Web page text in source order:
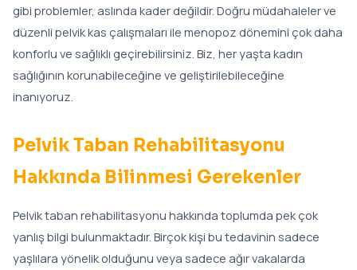
gibi problemler, aslında kader değildir. Doğru müdahaleler ve
düzenli pelvik kas çalışmaları ile menopoz dönemini çok daha
konforlu ve sağlıklı geçirebilirsiniz. Biz, her yaşta kadın
sağlığının korunabileceğine ve geliştirilebileceğine
inanıyoruz.
Pelvik Taban Rehabilitasyonu
Hakkında Bilinmesi Gerekenler
Pelvik taban rehabilitasyonu hakkında toplumda pek çok
yanlış bilgi bulunmaktadır. Birçok kişi bu tedavinin sadece
yaşlılara yönelik olduğunu veya sadece ağır vakalarda